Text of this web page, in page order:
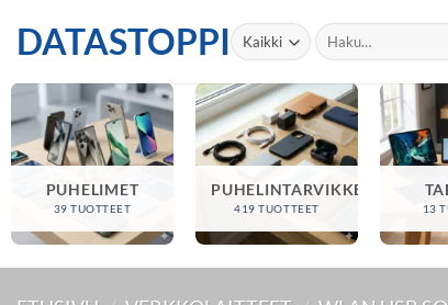
DATASTOPPI Etsi:
PUHELIMET
39 TUOTTEET
PUHELINTARVIKKEET
419 TUOTTEET 13